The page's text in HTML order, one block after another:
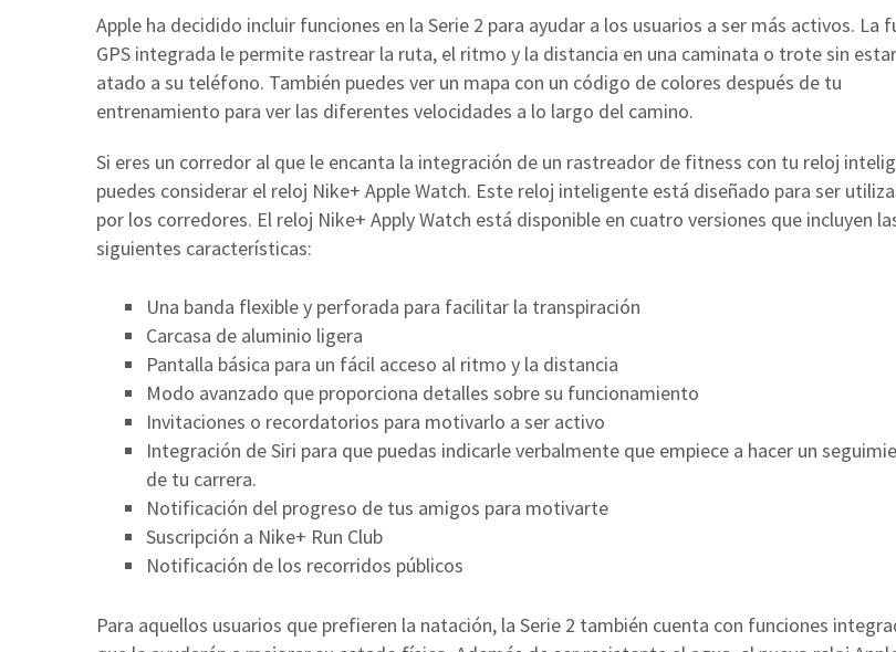
Apple ha decidido incluir funciones en la Serie 2 para ayudar a los usuarios a ser más activos. La
GPS integrada le permite rastrear la ruta, el ritmo y la distancia en una caminata o trote sin estar
atado a su teléfono. También puedes ver un mapa con un código de colores después de tu
entrenamiento para ver las diferentes velocidades a lo largo del camino.
Si eres un corredor al que le encanta la integración de un rastreador de fitness con tu reloj
puedes considerar el reloj Nike+ Apple Watch. Este reloj inteligente está diseñado para ser
por los corredores. El reloj Nike+ Apply Watch está disponible en cuatro versiones que incluyen
siguientes características:
Una banda flexible y perforada para facilitar la transpiración
Carcasa de aluminio ligera
Pantalla básica para un fácil acceso al ritmo y la distancia
Modo avanzado que proporciona detalles sobre su funcionamiento
Invitaciones o recordatorios para motivarlo a ser activo
Integración de Siri para que puedas indicarle verbalmente que empiece a hacer un
de tu carrera.
Notificación del progreso de tus amigos para motivarte
Suscripción a Nike+ Run Club
Notificación de los recorridos públicos
Para aquellos usuarios que prefieren la natación, la Serie 2 también cuenta con funciones